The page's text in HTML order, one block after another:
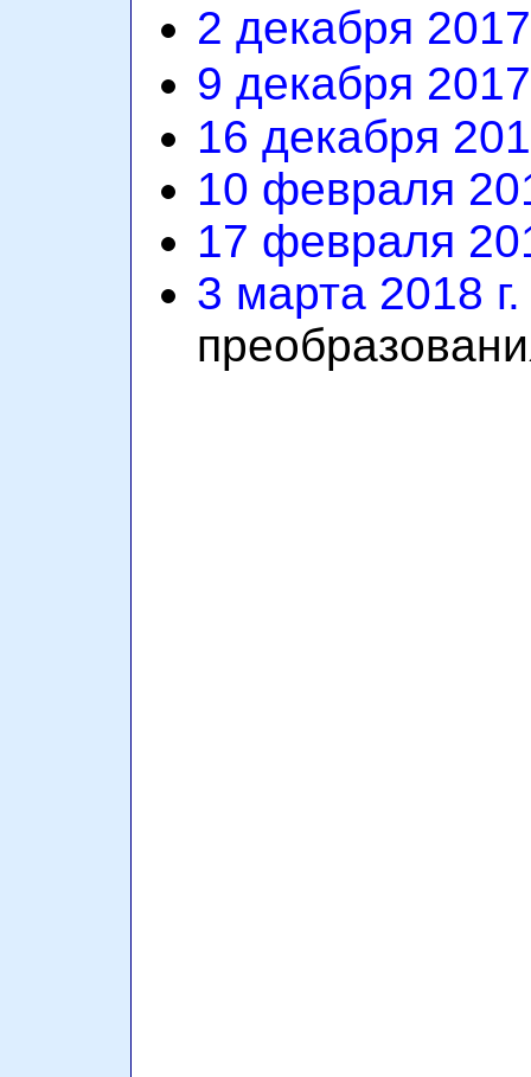
2 декабря 2017
9 декабря 2017
16 декабря
10 февраля
17 февраля
3 марта 2018 г.